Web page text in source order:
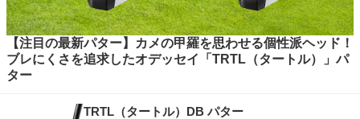
【注目の最新パター】カメの甲羅を思わせる個性派ヘッド！
ブレにくさを追求したオデッセイ「TRTL（タートル）」パ
ター
TRTL（タートル）DB パター